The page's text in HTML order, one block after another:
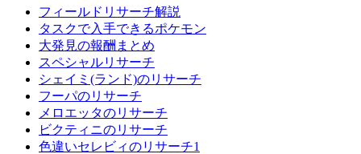
フィールドリサーチ解説
タスクで入手できるポケモン
大発見の報酬まとめ
スペシャルリサーチ
シェイミ(ランド)のリサーチ
フーパのリサーチ
メロエッタのリサーチ
ビクティニのリサーチ
色違いセレビィのリサーチ1